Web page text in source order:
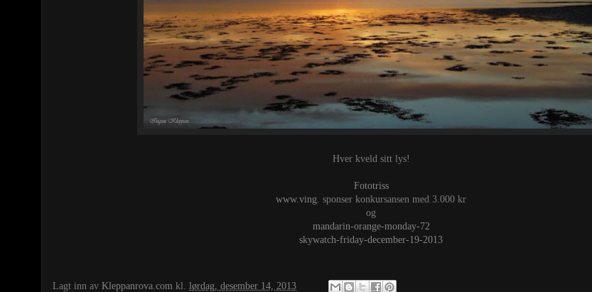
Hver kveld sitt lys!
Fototriss
www.ving. sponser konkursansen med 3.000 kr
og
mandarin-orange-monday-72
skywatch-friday-december-19-2013
Lagt inn av Kleppanrova.com kl. lørdag, desember 14, 2013